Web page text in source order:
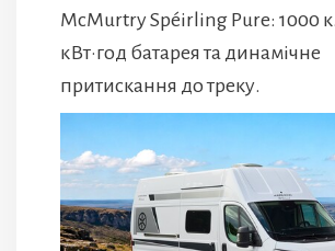
McMurtry Spéirling Pure: 1000
кВт·год батарея та динамічне
притискання до треку.